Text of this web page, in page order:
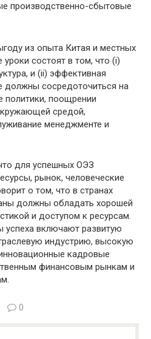
производственно-сбытовые
из опыта Китая и местных
состоят в том, что (i)
и (ii) эффективная
должны сосредоточиться на
политики, поощрении
средой,
менеджменте и
для успешных ОЭЗ
рынок, человеческие
о том, что в странах
должны обладать хорошей
и доступом к ресурсам.
включают развитую
индустрию, высокую
кадровые
финансовым рынкам и
0